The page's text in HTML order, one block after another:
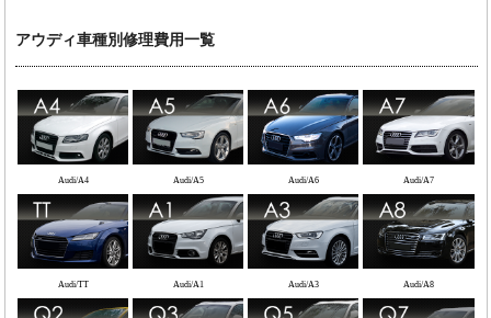
アウディ車種別修理費用一覧
Audi/A4 Audi/A5 Audi/A6 Audi/A7
Audi/TT Audi/A1 Audi/A3 Audi/A8